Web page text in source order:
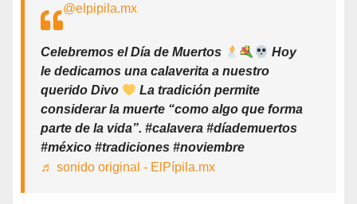
@elpipila.mx
Celebremos el Día de Muertos
Hoy
le dedicamos una calaverita a nuestro
querido Divo
La tradición permite
considerar la muerte “como algo que forma
parte de la vida”. #calavera #díademuertos
#méxico #tradiciones #noviembre
♬ sonido original - ElPípila.mx